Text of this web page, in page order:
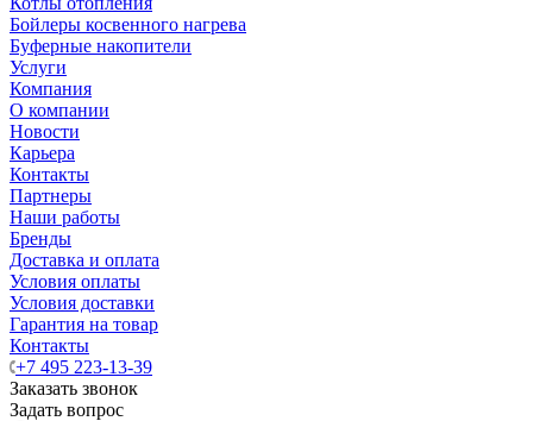
Бойлеры косвенного нагрева
Буферные накопители
Услуги
Компания
О компании
Новости
Карьера
Контакты
Партнеры
Наши работы
Бренды
Доставка и оплата
Условия оплаты
Условия доставки
Гарантия на товар
Контакты
+7 495 223-13-39
Заказать звонок
Задать вопрос